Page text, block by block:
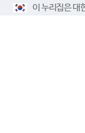
이 누리집은 대